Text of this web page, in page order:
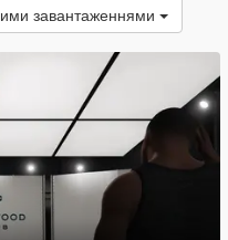
завантаженнями